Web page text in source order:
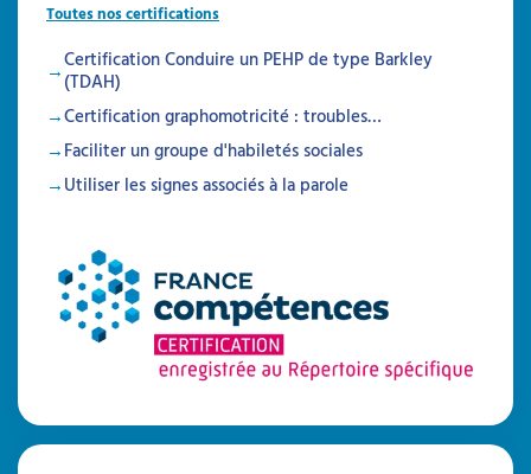
Toutes nos certifications
Certification Conduire un PEHP de type Barkley
(TDAH)
Certification graphomotricité : troubles…
Faciliter un groupe d'habiletés sociales
Utiliser les signes associés à la parole